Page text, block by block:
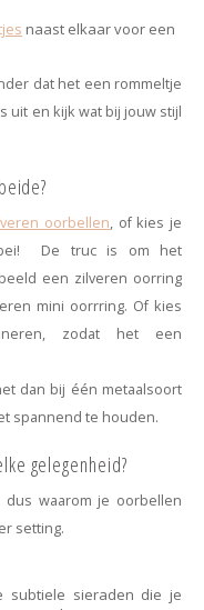
naast elkaar voor een
dat het een rommeltje
uit en kijk wat bij jouw stijl
oorbellen, of kies je
De truc is om het
een zilveren oorring
mini oorrring. Of kies
zodat het een
dan bij één metaalsoort
spannend te houden.
gelegenheid?
waarom je oorbellen
setting.
subtiele sieraden die je